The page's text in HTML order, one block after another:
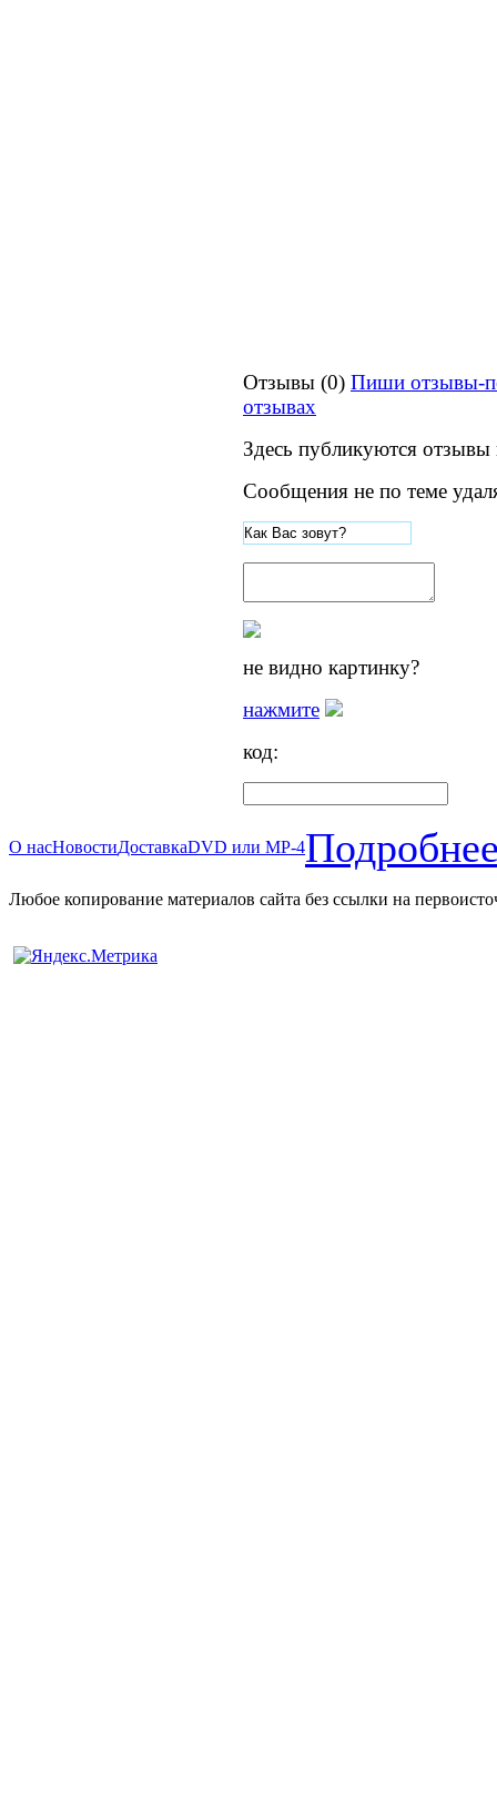
Отзывы (0) Пиши отзывы-
отзывах
Здесь публикуются отзывы
Сообщения не по теме
не видно картинку?
нажмите
код:
О насНовостиДоставкаDVD или MP-4
Любое копирование материалов сайта без ссылки на